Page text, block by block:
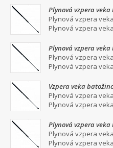
Plynová vzpera
Plynová vzpera
Plynová vzpera
Plynová vzpera
Plynová vzpera
Plynová vzpera
Vzpera veka
Plynová vzpera
Plynová vzpera
Plynová vzpera
Plynová vzpera
Plynová vzpera